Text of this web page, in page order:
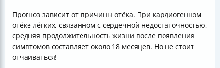
Прогноз зависит от причины отёка. При кардиогенном
отёке лёгких, связанном с сердечной недостаточностью,
средняя продолжительность жизни после появления
симптомов составляет около 18 месяцев. Но не стоит
отчаиваться!